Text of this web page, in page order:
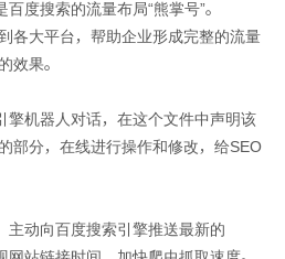
度搜索的流量布局“熊掌号”。
各大平台，帮助企业形成完整的流量
效果。
擎机器人对话，在这个文件中声明该
部分，在线进行操作和修改，给SEO
主动向百度搜索引擎推送最新的